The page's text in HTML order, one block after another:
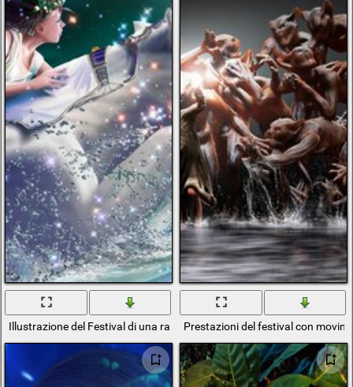
Illustrazione del Festival di una ragazza seduta su un Capricorno
Prestazioni del festival con